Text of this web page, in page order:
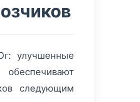
улучшенные
следующим